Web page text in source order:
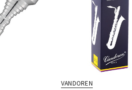
VANDOREN